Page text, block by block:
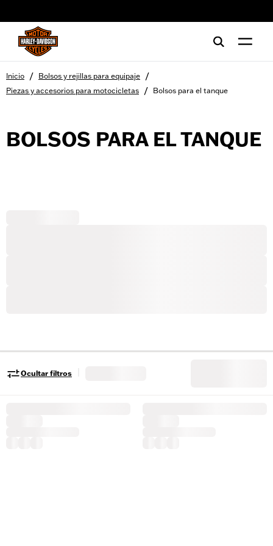
Inicio / Bolsos y rejillas para equipaje /
Piezas y accesorios para motocicletas / Bolsos para el tanque
BOLSOS PARA EL TANQUE
Ocultar filtros